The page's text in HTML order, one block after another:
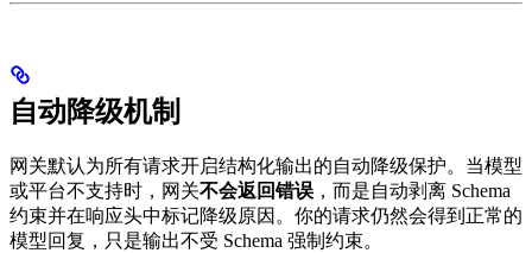
自动降级机制
网关默认为所有请求开启结构化输出的自动降级保护。当模型
或平台不支持时，网关不会返回错误 ，而是自动剥离 Schema
约束并在响应头中标记降级原因。你的请求仍然会得到正常的
模型回复，只是输出不受 Schema 强制约束。